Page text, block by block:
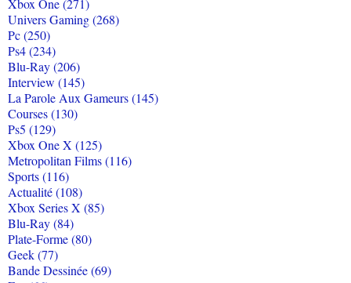
Univers Gaming (268)
Pc (250)
Ps4 (234)
Blu-Ray (206)
Interview (145)
La Parole Aux Gameurs (145)
Courses (130)
Ps5 (129)
Xbox One X (125)
Metropolitan Films (116)
Sports (116)
Actualité (108)
Xbox Series X (85)
Blu-Ray (84)
Plate-Forme (80)
Geek (77)
Bande Dessinée (69)